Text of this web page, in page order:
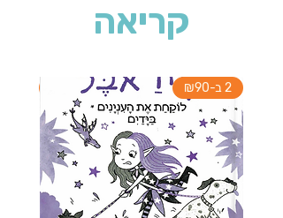
קריאה
2 ב-₪90